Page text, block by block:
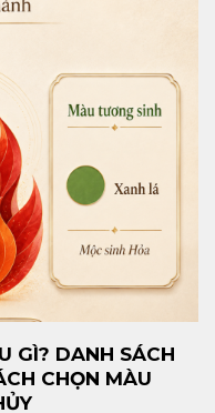
GÌ? DANH SÁCH
CHỌN MÀU